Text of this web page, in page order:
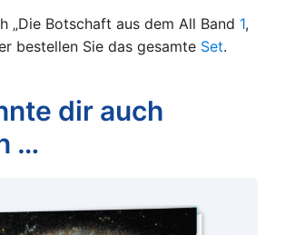
„Die Botschaft aus dem All Band 1,
bestellen Sie das gesamte Set.
dir auch
…